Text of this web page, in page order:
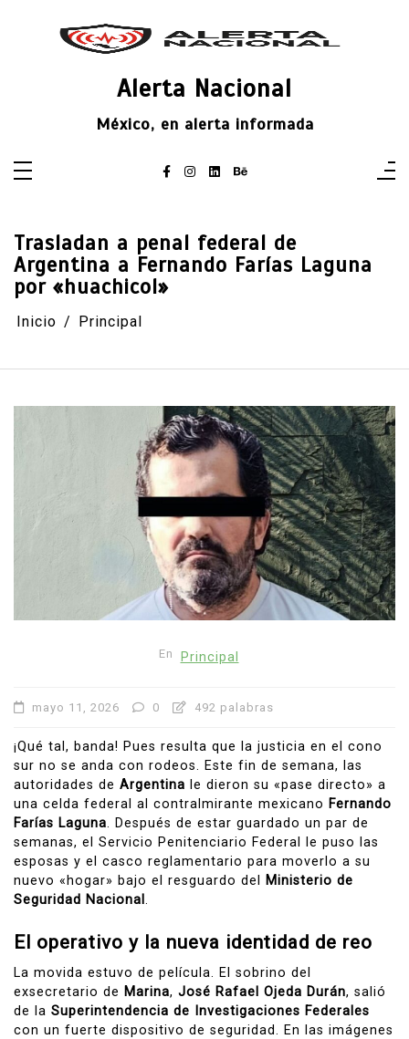
Alerta Nacional
México, en alerta informada
Trasladan a penal federal de
Argentina a Fernando Farías Laguna
por «huachicol»
Inicio Principal
En Principal
mayo 11, 2026 0 492 palabras
¡Qué tal, banda! Pues resulta que la justicia en el cono
sur no se anda con rodeos. Este fin de semana, las
autoridades de Argentina le dieron su «pase directo» a
una celda federal al contralmirante mexicano Fernando
Farías Laguna. Después de estar guardado un par de
semanas, el Servicio Penitenciario Federal le puso las
esposas y el casco reglamentario para moverlo a su
nuevo «hogar» bajo el resguardo del
Ministerio de
Seguridad Nacional .
El operativo y la nueva identidad de reo
La movida estuvo de película. El sobrino del
exsecretario de Marina, José Rafael Ojeda Durán, salió
de la Superintendencia de Investigaciones Federales
con un fuerte dispositivo de seguridad. En las imágenes